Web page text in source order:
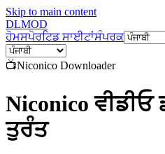
Skip to main content
DLMOD
ਹੋਮਸਪੋਰਟਿਡ ਸਾਈਟਾਂਸੰਪਰਕ
📺Niconico Downloader
Niconico
ਤੁਰੰਤ